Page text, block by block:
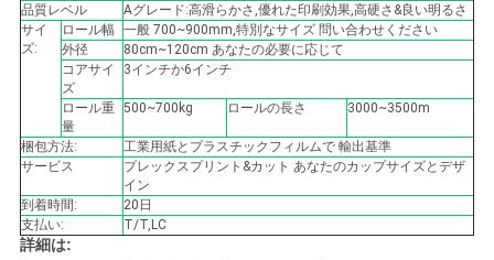
ニ
ー
ス
品質レベル
Aグレード:高滑らかさ,優れた印刷効果,高硬さ&良い明るさ
サイ
ズ:
ロール幅 一般 700~900mm,特別なサイズ 問い合わせください
外径
80cm~120cm あなたの必要に応じて
コアサイ
ズ
3インチか6インチ
ロール重
量
500~700kg ロールの長さ 3000~3500m
梱包方法:
工業用紙とプラスチックフィルムで 輸出基準
サービス
プレックスプリント&カット あなたのカップサイズとデザ
イン
到着時間:
20日
支払い:
T/T,LC
詳細は: